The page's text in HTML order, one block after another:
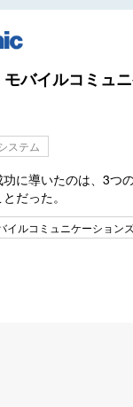
バイルコミュ
ステム
に導いたのは、3つ
だった。
イルコミュニケーション